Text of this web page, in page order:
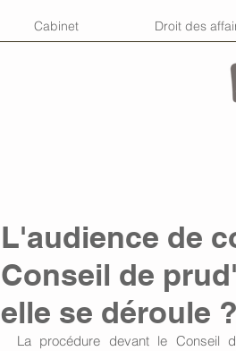
Cabinet Droit des
L'audience de
Conseil de
elle se déroule ?
La procédure devant le Conseil